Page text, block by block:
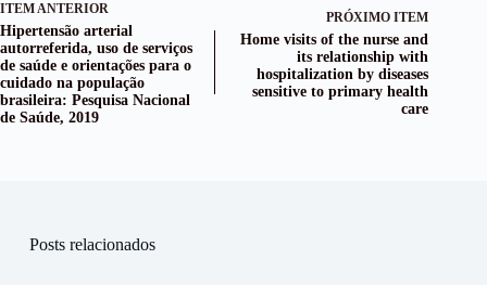
ITEM ANTERIOR
Hipertensão arterial
autorreferida, uso de serviços
de saúde e orientações para o
cuidado na população
brasileira: Pesquisa Nacional
de Saúde, 2019
PRÓXIMO ITEM
Home visits of the nurse and
its relationship with
hospitalization by diseases
sensitive to primary health
care
Posts relacionados